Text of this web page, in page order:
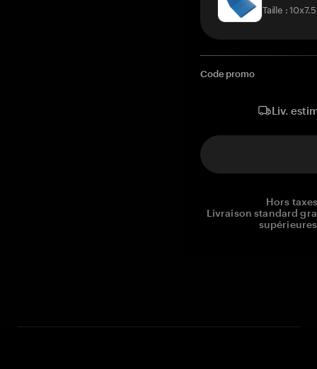
Taille :
Code promo
Liv.
Hors
Livraison standard